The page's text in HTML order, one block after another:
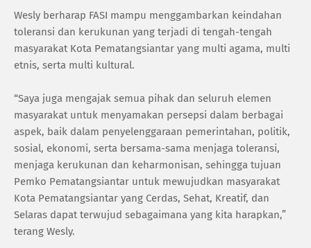
Wesly berharap FASI mampu menggambarkan keindahan
toleransi dan kerukunan yang terjadi di tengah-tengah
masyarakat Kota Pematangsiantar yang multi agama, multi
etnis, serta multi kultural.
“Saya juga mengajak semua pihak dan seluruh elemen
masyarakat untuk menyamakan persepsi dalam berbagai
aspek, baik dalam penyelenggaraan pemerintahan, politik,
sosial, ekonomi, serta bersama-sama menjaga toleransi,
menjaga kerukunan dan keharmonisan, sehingga tujuan
Pemko Pematangsiantar untuk mewujudkan masyarakat
Kota Pematangsiantar yang Cerdas, Sehat, Kreatif, dan
Selaras dapat terwujud sebagaimana yang kita harapkan,”
terang Wesly.